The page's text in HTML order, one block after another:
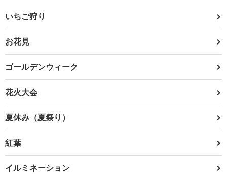
いちご狩り
お花見
ゴールデンウィーク
花火大会
夏休み（夏祭り）
紅葉
イルミネーション